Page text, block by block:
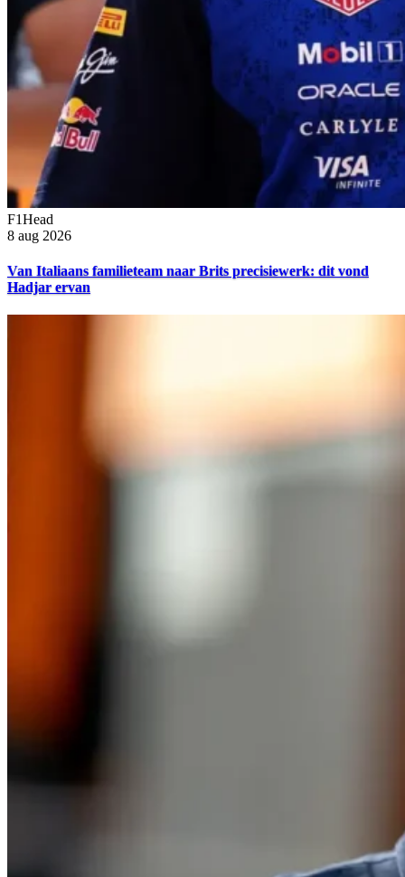
F1Head
8 aug 2026
Van Italiaans familieteam naar Brits precisiewerk: dit vond
Hadjar ervan